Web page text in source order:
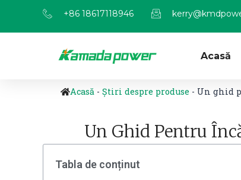
+86 18617118946
Acasă
Acasă - Știri despre produse - Un ghid
Un Ghid Pentru
Tabla de conținut